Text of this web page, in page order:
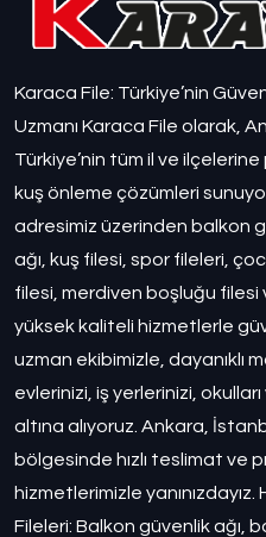
Karaca File: Türkiye’nin
Uzmanı Karaca File olarak,
Türkiye’nin tüm il ve
kuş önleme çözümleri
adresimiz üzerinden balkon
ağı, kuş filesi, spor fileleri,
filesi, merdiven boşluğu
yüksek kaliteli hizmetlerle
uzman ekibimizle, dayanıklı
evlerinizi, iş yerlerinizi,
altına alıyoruz. Ankara,
bölgesinde hızlı teslimat ve
hizmetlerimizle
Fileleri: Balkon güvenlik ağı,